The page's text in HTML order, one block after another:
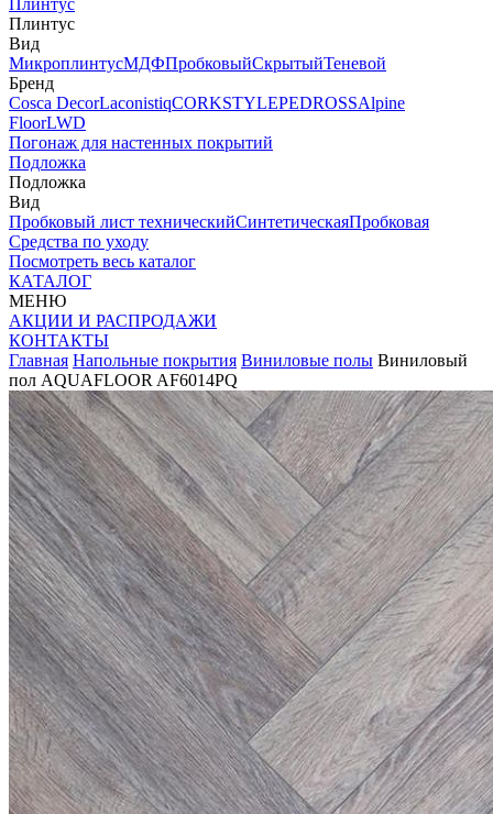
Плинтус
Плинтус
Вид
МикроплинтусМДФПробковыйСкрытыйТеневой
Бренд
Cosca DecorLaconistiqCORKSTYLEPEDROSSAlpine
FloorLWD
Погонаж для настенных покрытий
Подложка
Подложка
Вид
Пробковый лист техническийСинтетическаяПробковая
Средства по уходу
Посмотреть весь каталог
КАТАЛОГ
МЕНЮ
АКЦИИ И РАСПРОДАЖИ
КОНТАКТЫ
Главная Напольные покрытия Виниловые полы Виниловый
пол AQUAFLOOR AF6014PQ